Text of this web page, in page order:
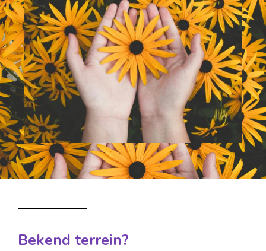
Bekend terrein?